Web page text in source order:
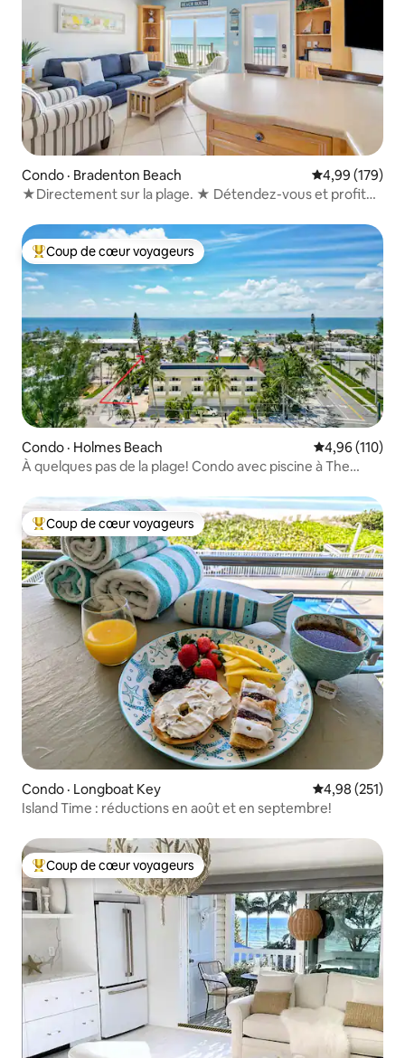
Condo · Bradenton Beach Note
4,99 (179)
★Directement sur la plage. ★ Détendez-vous et profitez
Coup de cœur voyageurs parmi les plus aimés
Coup de cœur voyageurs
Condo · Holmes Beach Note
4,96 (110)
À quelques pas de la plage! Condo avec piscine à The
Coup de cœur voyageurs parmi les plus aimés
Coup de cœur voyageurs
Condo · Longboat Key Note
4,98 (251)
Island Time : réductions en août et en septembre!
Coup de cœur voyageurs parmi les plus aimés
Coup de cœur voyageurs